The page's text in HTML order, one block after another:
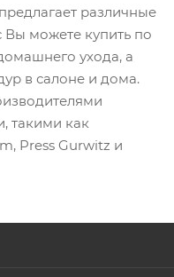
различные
Вы можете купить по
ухода, а
в салоне и дома.
такими как
Press Gurwitz и